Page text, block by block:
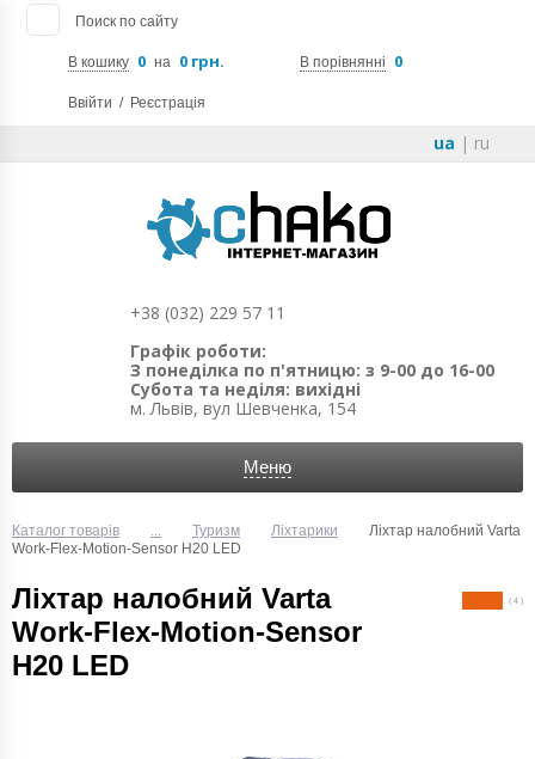
Поиск по сайту
В кошику 0 на 0 грн. В порівнянні 0
Ввійти / Реєстрація
ua | ru
+38 (032) 229 57 11
Графік роботи:
З понеділка по п'ятницю: з 9-00 до 16-00
Субота та неділя: вихідні
м. Львів, вул Шевченка, 154
Меню
Каталог товарів ... Туризм Ліхтарики
Ліхтар налобний Varta
Work-Flex-Motion-Sensor H20 LED
Ліхтар налобний Varta
Work-Flex-Motion-Sensor
H20 LED
( 4 )